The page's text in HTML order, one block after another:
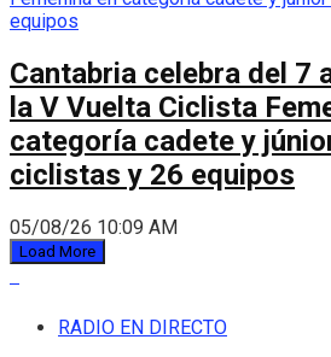
Cantabria celebra del 7
la V Vuelta Ciclista
categoría cadete y
ciclistas y 26 equipos
05/08/26 10:09 AM
Load More
RADIO EN DIRECTO